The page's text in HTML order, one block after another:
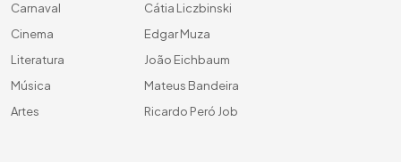
Carnaval
Cinema
Literatura
Música
Artes
Cátia Liczbinski
Edgar Muza
João Eichbaum
Mateus Bandeira
Ricardo Peró Job